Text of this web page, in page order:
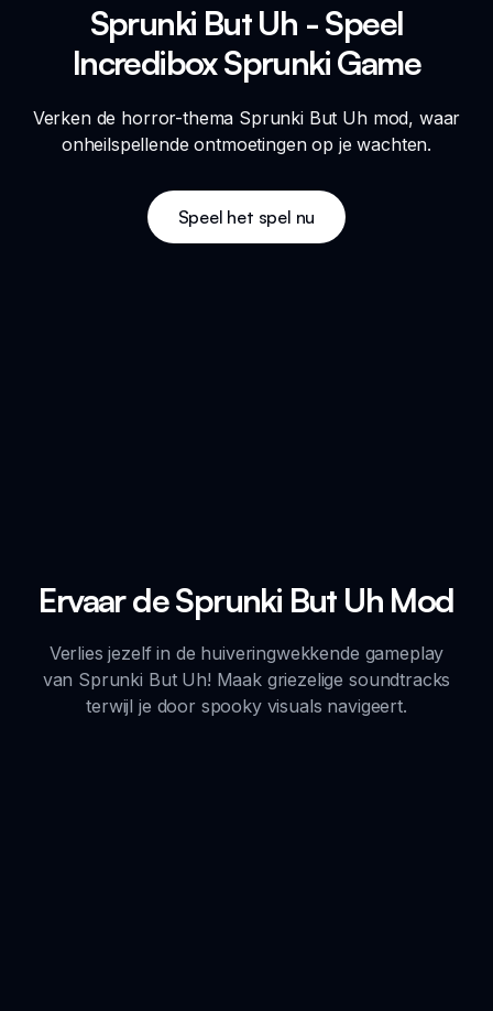
Sprunki But Uh - Speel
Incredibox Sprunki Game
Verken de horror-thema Sprunki But Uh mod, waar
onheilspellende ontmoetingen op je wachten.
Speel het spel nu
Ervaar de Sprunki But Uh Mod
Verlies jezelf in de huiveringwekkende gameplay
van Sprunki But Uh! Maak griezelige soundtracks
terwijl je door spooky visuals navigeert.